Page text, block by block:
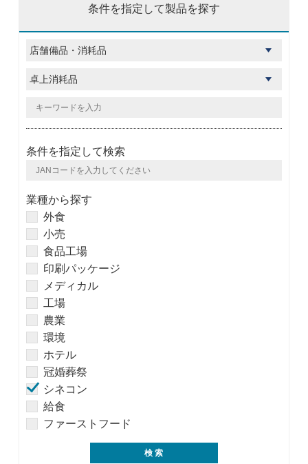
条件を指定して製品を探す
条件を指定して検索
業種から探す
外食
小売
食品工場
印刷パッケージ
メディカル
工場
農業
環境
ホテル
冠婚葬祭
シネコン
給食
ファーストフード